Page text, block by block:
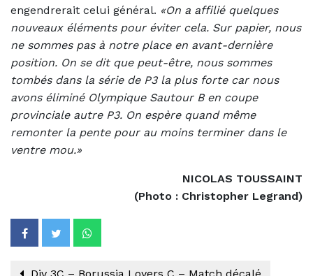
engendrerait celui général. «On a affilié quelques
nouveaux éléments pour éviter cela. Sur papier, nous
ne sommes pas à notre place en avant-dernière
position. On se dit que peut-être, nous sommes
tombés dans la série de P3 la plus forte car nous
avons éliminé Olympique Sautour B en coupe
provinciale autre P3. On espère quand même
remonter la pente pour au moins terminer dans le
ventre mou.»
NICOLAS TOUSSAINT
(Photo : Christopher Legrand)